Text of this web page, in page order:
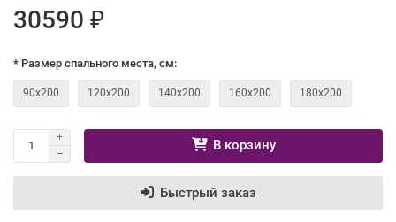
30590 ₽
* Размер спального места, см:
90х200 120х200 140х200 160х200 180х200
В корзину
Быстрый заказ